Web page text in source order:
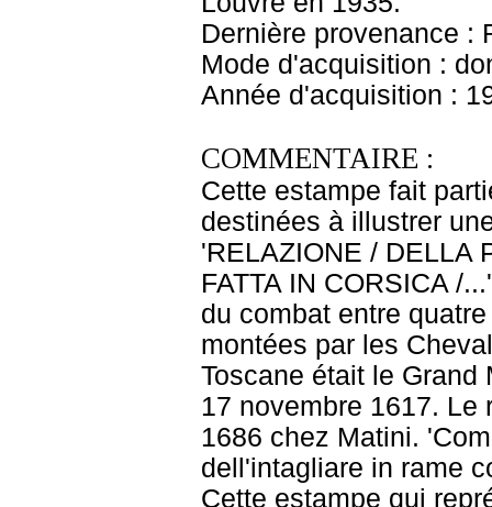
Dernière provenance :
Mode d'acquisition :
Année d'acquisition :
COMMENTAIRE :
Cette estampe fait
destinées à illustrer
'RELAZIONE / DELLA
FATTA IN CORSICA /
du combat entre
montées par les
Toscane était le
17 novembre 1617.
1686 chez Matini.
dell'intagliare in rame
Cette estampe qui